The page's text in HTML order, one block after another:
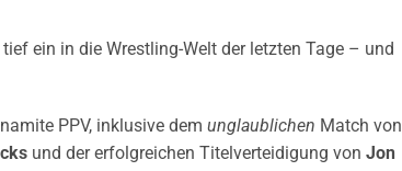
ein in die Wrestling-Welt der letzten Tage – und
PPV, inklusive demunglaublichen Match von
und der erfolgreichen Titelverteidigung vonJon